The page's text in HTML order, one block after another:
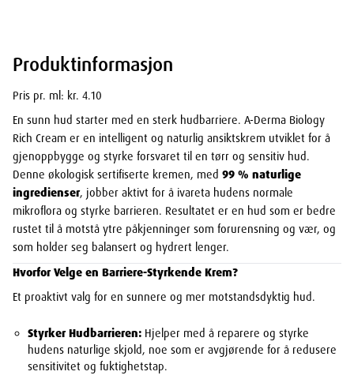
Produktinformasjon
Pris pr. ml: kr. 4.10
En sunn hud starter med en sterk hudbarriere. A-Derma Biology
Rich Cream er en intelligent og naturlig ansiktskrem utviklet for å
gjenoppbygge og styrke forsvaret til en tørr og sensitiv hud.
Denne økologisk sertifiserte kremen, med 99 % naturlige
ingredienser, jobber aktivt for å ivareta hudens normale
mikroflora og styrke barrieren. Resultatet er en hud som er bedre
rustet til å motstå ytre påkjenninger som forurensning og vær, og
som holder seg balansert og hydrert lenger.
Hvorfor Velge en Barriere-Styrkende Krem?
Et proaktivt valg for en sunnere og mer motstandsdyktig hud.
Styrker Hudbarrieren: Hjelper med å reparere og styrke
hudens naturlige skjold, noe som er avgjørende for å redusere
sensitivitet og fuktighetstap.